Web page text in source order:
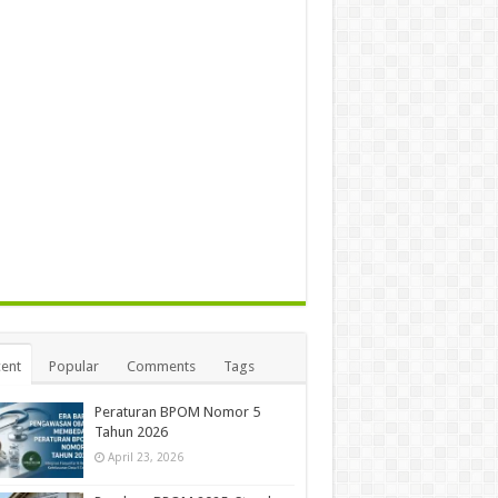
Popular Comments Tags
Peraturan BPOM Nomor 5
Tahun 2026
April 23, 2026